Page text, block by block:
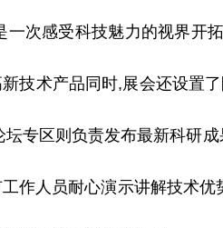
一次感受科技魅力的视界开
技术产品同时,展会还设置
坛专区则负责发布最新科研
作人员耐心演示讲解技术